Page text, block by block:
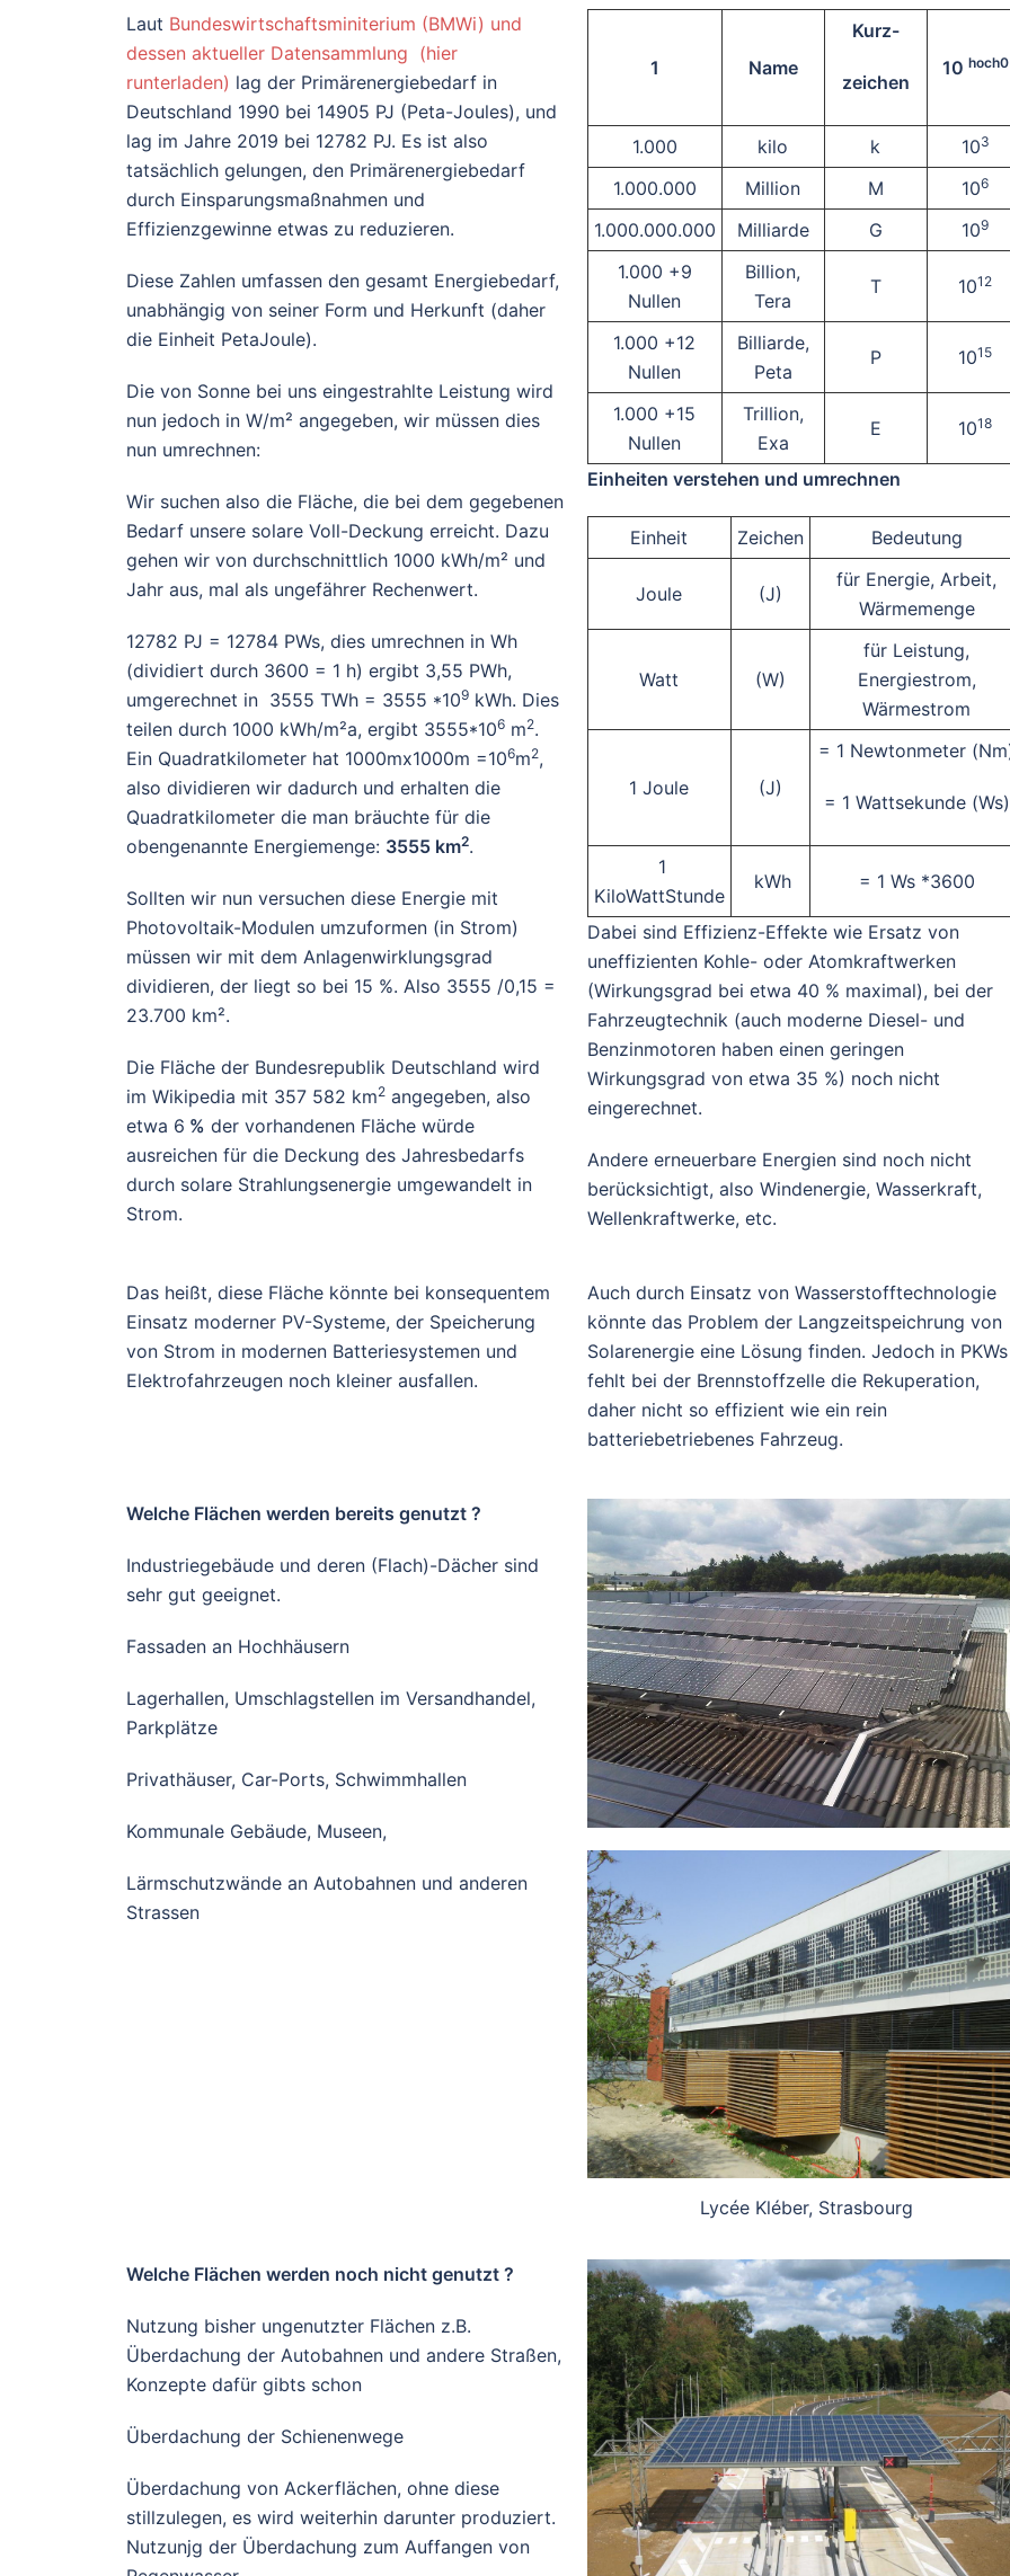
Laut Bundeswirtschaftsminiterium (BMWi) und
dessen aktueller Datensammlung (hier
runterladen) lag der Primärenergiebedarf in
Deutschland 1990 bei 14905 PJ (Peta-Joules), und
lag im Jahre 2019 bei 12782 PJ. Es ist also
tatsächlich gelungen, den Primärenergiebedarf
durch Einsparungsmaßnahmen und
Effizienzgewinne etwas zu reduzieren.
Diese Zahlen umfassen den gesamt Energiebedarf,
unabhängig von seiner Form und Herkunft (daher
die Einheit PetaJoule).
Die von Sonne bei uns eingestrahlte Leistung wird
nun jedoch in W/m² angegeben, wir müssen dies
nun umrechnen:
Wir suchen also die Fläche, die bei dem gegebenen
Bedarf unsere solare Voll-Deckung erreicht. Dazu
gehen wir von durchschnittlich 1000 kWh/m² und
Jahr aus, mal als ungefährer Rechenwert.
12782 PJ = 12784 PWs, dies umrechnen in Wh
(dividiert durch 3600 = 1 h) ergibt 3,55 PWh,
umgerechnet in 3555 TWh = 3555 *109 kWh. Dies
teilen durch 1000 kWh/m²a, ergibt 3555*106 m2.
Ein Quadratkilometer hat 1000mx1000m =106m2,
also dividieren wir dadurch und erhalten die
Quadratkilometer die man bräuchte für die
obengenannte Energiemenge: 3555 km2.
Sollten wir nun versuchen diese Energie mit
Photovoltaik-Modulen umzuformen (in Strom)
müssen wir mit dem Anlagenwirklungsgrad
dividieren, der liegt so bei 15 %. Also 3555 /0,15 =
23.700 km².
Die Fläche der Bundesrepublik Deutschland wird
im Wikipedia mit 357 582 km2 angegeben, also
etwa 6 % der vorhandenen Fläche würde
ausreichen für die Deckung des Jahresbedarfs
durch solare Strahlungsenergie umgewandelt in
Strom.
1 Name
Kurz-
zeichen
10 hoch0
1.000 kilo k 103
1.000.000 Million M 106
1.000.000.000 Milliarde G 109
1.000 +9
Nullen
Billion,
Tera
T 1012
1.000 +12
Nullen
Billiarde,
Peta
P 1015
1.000 +15
Nullen
Trillion,
Exa
E 1018
Einheiten verstehen und umrechnen
Einheit Zeichen Bedeutung
Joule (J)
für Energie, Arbeit,
Wärmemenge
Watt (W)
für Leistung,
Energiestrom,
Wärmestrom
1 Joule (J)
= 1 Newtonmeter
= 1 Wattsekunde (Ws)
1
KiloWattStunde
kWh = 1 Ws *3600
Dabei sind Effizienz-Effekte wie Ersatz von
uneffizienten Kohle- oder Atomkraftwerken
(Wirkungsgrad bei etwa 40 % maximal), bei der
Fahrzeugtechnik (auch moderne Diesel- und
Benzinmotoren haben einen geringen
Wirkungsgrad von etwa 35 %) noch nicht
eingerechnet.
Andere erneuerbare Energien sind noch nicht
berücksichtigt, also Windenergie, Wasserkraft,
Wellenkraftwerke, etc.
Das heißt, diese Fläche könnte bei konsequentem
Einsatz moderner PV-Systeme, der Speicherung
von Strom in modernen Batteriesystemen und
Elektrofahrzeugen noch kleiner ausfallen.
Auch durch Einsatz von Wasserstofftechnologie
könnte das Problem der Langzeitspeichrung von
Solarenergie eine Lösung finden. Jedoch in PKWs
fehlt bei der Brennstoffzelle die Rekuperation,
daher nicht so effizient wie ein rein
batteriebetriebenes Fahrzeug.
Welche Flächen werden bereits genutzt ?
Industriegebäude und deren (Flach)-Dächer sind
sehr gut geeignet.
Fassaden an Hochhäusern
Lagerhallen, Umschlagstellen im Versandhandel,
Parkplätze
Privathäuser, Car-Ports, Schwimmhallen
Kommunale Gebäude, Museen,
Lärmschutzwände an Autobahnen und anderen
Strassen
Lycée Kléber, Strasbourg
Welche Flächen werden noch nicht genutzt ?
Nutzung bisher ungenutzter Flächen z.B.
Überdachung der Autobahnen und andere Straßen,
Konzepte dafür gibts schon
Überdachung der Schienenwege
Überdachung von Ackerflächen, ohne diese
stillzulegen, es wird weiterhin darunter produziert.
Nutzunjg der Überdachung zum Auffangen von